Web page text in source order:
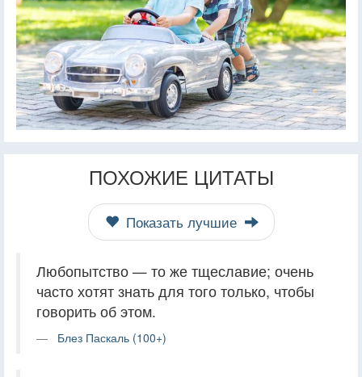
ПОХОЖИЕ ЦИТАТЫ
Показать лучшие
Любопытство — то же тщеславие; очень
часто хотят знать для того только, чтобы
говорить об этом.
Блез Паскаль (100+)